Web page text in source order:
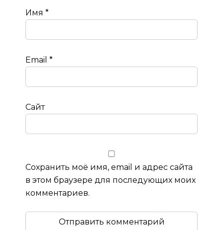
Имя *
Email *
Сайт
Сохранить моё имя, email и адрес сайта
в этом браузере для последующих моих
комментариев.